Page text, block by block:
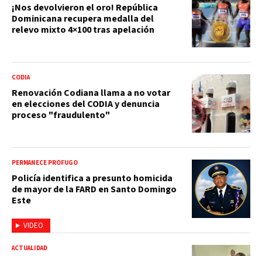
¡Nos devolvieron el oro! República
Dominicana recupera medalla del
relevo mixto 4×100 tras apelación
CODIA
Renovación Codiana llama a no votar
en elecciones del CODIA y denuncia
proceso "fraudulento"
VIDEO
PERMANECE PRÓFUGO
Policía identifica a presunto homicida
de mayor de la FARD en Santo Domingo
Este
ACTUALIDAD